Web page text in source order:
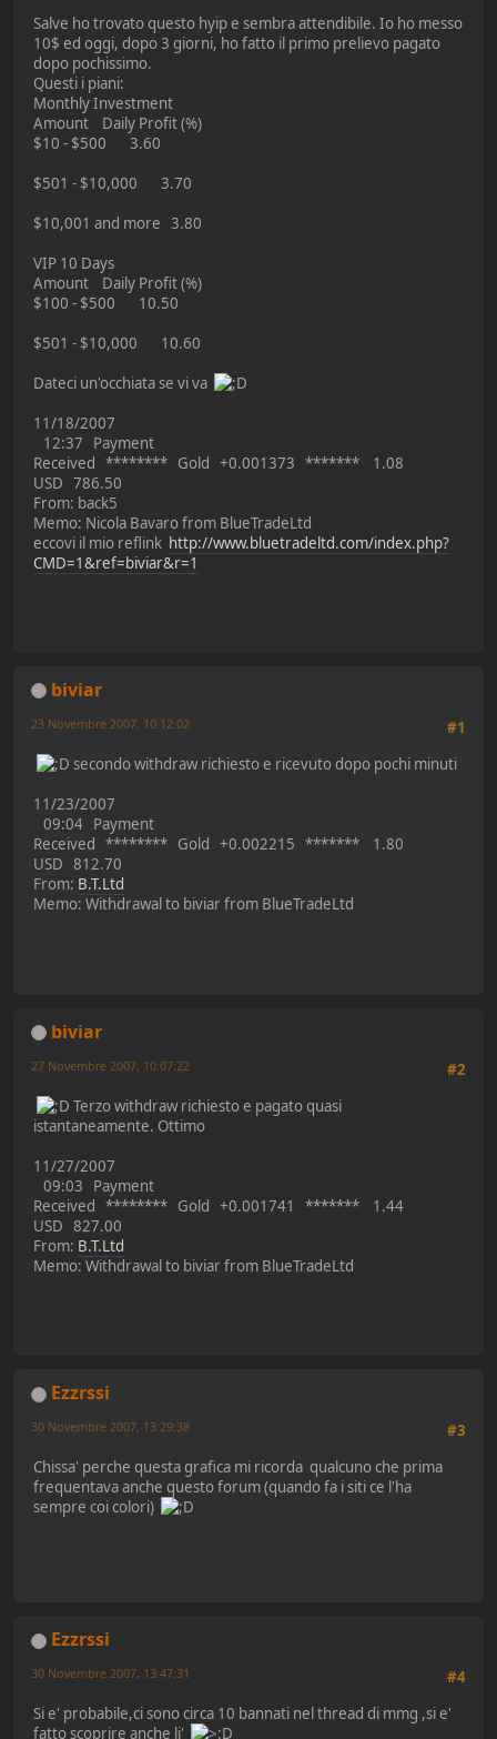
Salve ho trovato questo hyip e sembra attendibile. Io ho messo
10$ ed oggi, dopo 3 giorni, ho fatto il primo prelievo pagato
dopo pochissimo.
Questi i piani:
Monthly Investment
Amount Daily Profit (%)
$10 - $500 3.60
$501 - $10,000 3.70
$10,001 and more 3.80
VIP 10 Days
Amount Daily Profit (%)
$100 - $500 10.50
$501 - $10,000 10.60
Dateci un'occhiata se vi va
11/18/2007
12:37 Payment
Received ******** Gold +0.001373 ******* 1.08
USD 786.50
From: back5
Memo: Nicola Bavaro from BlueTradeLtd
eccovi il mio reflink http://www.bluetradeltd.com/index.php?
CMD=1&ref=biviar&r=1
biviar
#1
23 Novembre 2007, 10:12:02
secondo withdraw richiesto e ricevuto dopo pochi minuti
11/23/2007
09:04 Payment
Received ******** Gold +0.002215 ******* 1.80
USD 812.70
From: B.T.Ltd
Memo: Withdrawal to biviar from BlueTradeLtd
biviar
#2
27 Novembre 2007, 10:07:22
Terzo withdraw richiesto e pagato quasi
istantaneamente. Ottimo
11/27/2007
09:03 Payment
Received ******** Gold +0.001741 ******* 1.44
USD 827.00
From: B.T.Ltd
Memo: Withdrawal to biviar from BlueTradeLtd
Ezzrssi
#3
30 Novembre 2007, 13:29:38
Chissa' perche questa grafica mi ricorda qualcuno che prima
frequentava anche questo forum (quando fa i siti ce l'ha
sempre coi colori)
Ezzrssi
#4
30 Novembre 2007, 13:47:31
Si e' probabile,ci sono circa 10 bannati nel thread di mmg ,si e'
fatto scoprire anche li'